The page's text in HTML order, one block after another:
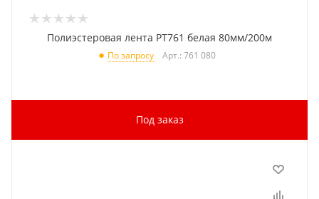
Полиэстеровая лента PT761 белая 80мм/200м
По запросу Арт.: 761 080
Под заказ